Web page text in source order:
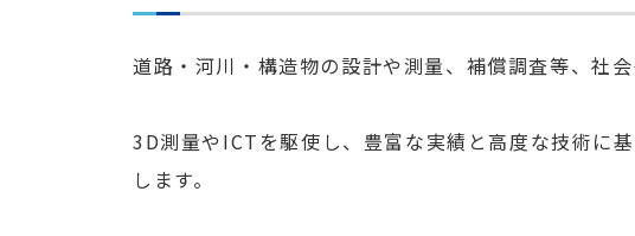
道路・河川・構造物の設計や測量、補償調査等、社
3D測量やICTを駆使し、豊富な実績と高度な技術に
します。